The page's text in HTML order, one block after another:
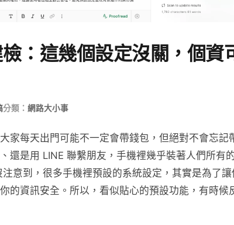
：這幾個設定沒關，個資
分類： 網路大小事
家每天出門可能不一定會帶錢包，但絕對不會忘記
還是用 LINE 聯繫朋友，手機裡幾乎裝著人們所有
意到，很多手機裡預設的系統設定，其實是為了
的資訊安全。所以，看似貼心的預設功能，有時候